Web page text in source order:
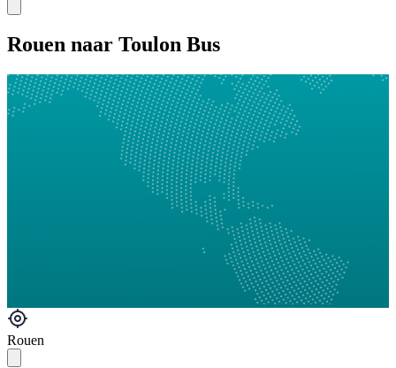
Rouen naar Toulon Bus
Rouen